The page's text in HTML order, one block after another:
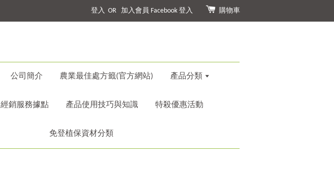
登入 OR 加入會員 Facebook 登入 購物車
公司簡介 農業最佳處方籤(官方網站) 產品分類
經銷服務據點 產品使用技巧與知識 特殺優惠活動
免登植保資材分類